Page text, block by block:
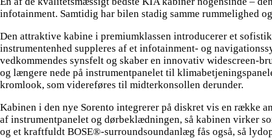
infotainment. Samtidig har bilen stadig samme rummelighed
Den attraktive kabine i premiumklassen introducerer et
instrumentenhed suppleres af et infotainment- og
vedkommendes synsfelt og skaber en innovativ widescreen-
og længere nede på instrumentpanelet til
kromlook, som videreføres til midterkonsollen derunder.
Kabinen i den nye Sorento integrerer på diskret vis en række
af instrumentpanelet og dørbeklædningen, så kabinen virker
og et kraftfuldt BOSE®-surroundsoundanlæg fås også, så